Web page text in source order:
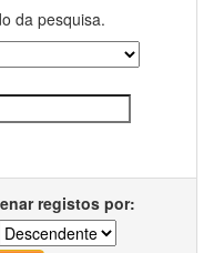
da pesquisa.
registos por: